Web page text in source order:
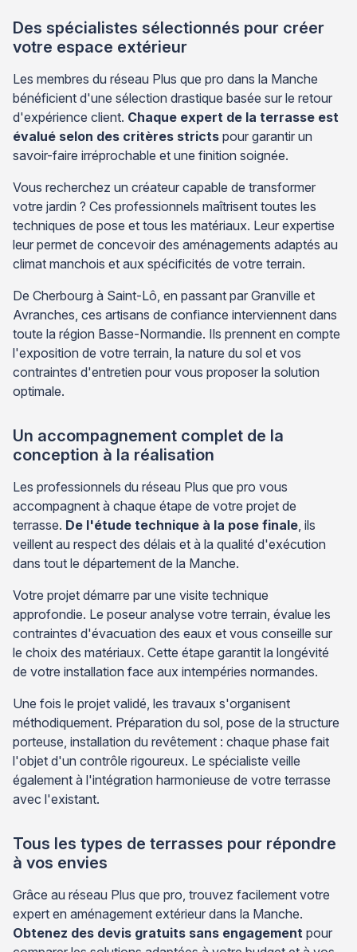
Des spécialistes sélectionnés pour créer
votre espace extérieur
Les membres du réseau Plus que pro dans la Manche
bénéficient d'une sélection drastique basée sur le retour
d'expérience client. Chaque expert de la terrasse est
évalué selon des critères stricts pour garantir un
savoir-faire irréprochable et une finition soignée.
Vous recherchez un créateur capable de transformer
votre jardin ? Ces professionnels maîtrisent toutes les
techniques de pose et tous les matériaux. Leur expertise
leur permet de concevoir des aménagements adaptés au
climat manchois et aux spécificités de votre terrain.
De Cherbourg à Saint-Lô, en passant par Granville et
Avranches, ces artisans de confiance interviennent dans
toute la région Basse-Normandie. Ils prennent en compte
l'exposition de votre terrain, la nature du sol et vos
contraintes d'entretien pour vous proposer la solution
optimale.
Un accompagnement complet de la
conception à la réalisation
Les professionnels du réseau Plus que pro vous
accompagnent à chaque étape de votre projet de
terrasse. De l'étude technique à la pose finale , ils
veillent au respect des délais et à la qualité d'exécution
dans tout le département de la Manche.
Votre projet démarre par une visite technique
approfondie. Le poseur analyse votre terrain, évalue les
contraintes d'évacuation des eaux et vous conseille sur
le choix des matériaux. Cette étape garantit la longévité
de votre installation face aux intempéries normandes.
Une fois le projet validé, les travaux s'organisent
méthodiquement. Préparation du sol, pose de la structure
porteuse, installation du revêtement : chaque phase fait
l'objet d'un contrôle rigoureux. Le spécialiste veille
également à l'intégration harmonieuse de votre terrasse
avec l'existant.
Tous les types de terrasses pour répondre
à vos envies
Grâce au réseau Plus que pro, trouvez facilement votre
expert en aménagement extérieur dans la Manche.
Obtenez des devis gratuits sans engagement pour